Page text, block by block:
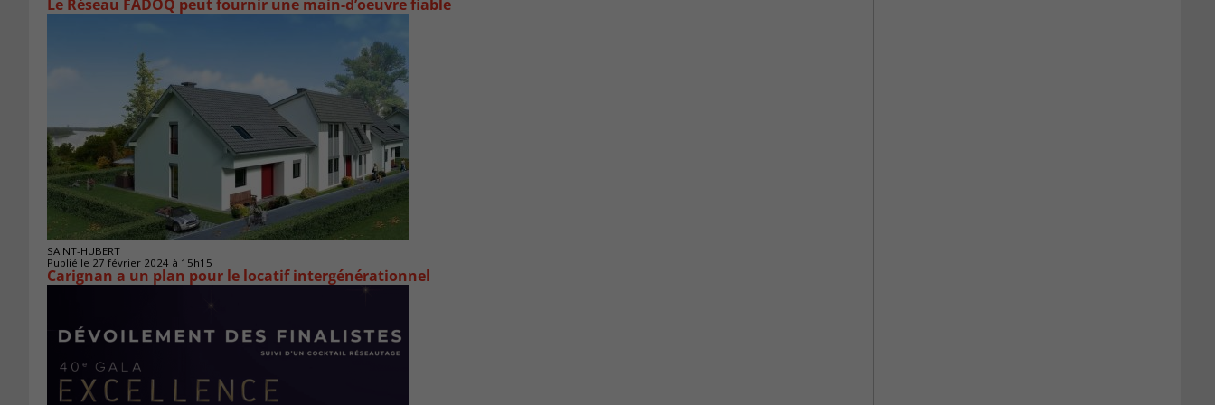
Le Réseau FADOQ peut fournir une main-d’oeuvre fiable
SAINT-HUBERT
Publié le 27 février 2024 à 15h15
Carignan a un plan pour le locatif intergénérationnel